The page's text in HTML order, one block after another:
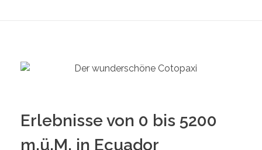
Erlebnisse von 0 bis 5200
m.ü.M. in Ecuador